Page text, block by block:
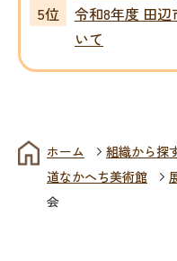
令和8年度 田
いて
ホーム 組織から探
道なかへち美術館
会